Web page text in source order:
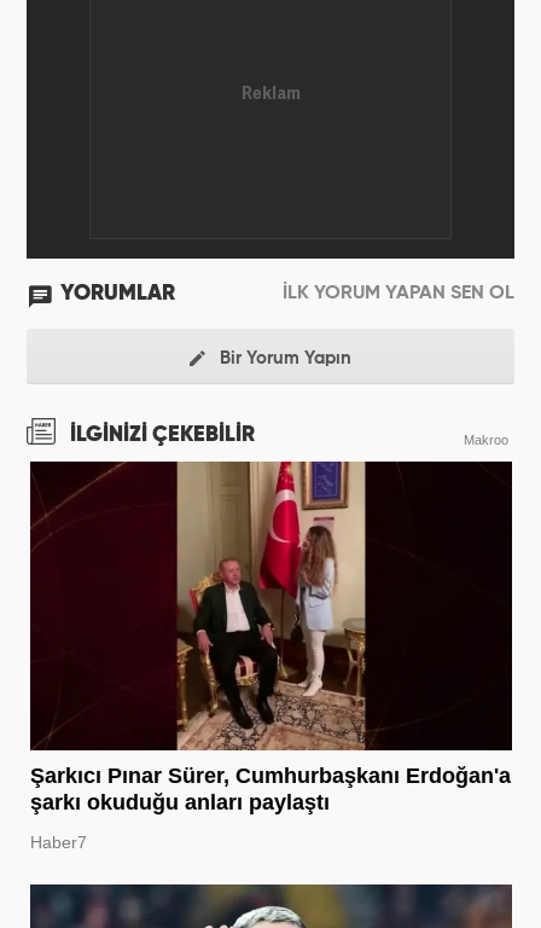
YORUMLAR İLK YORUM YAPAN SEN OL
Bir Yorum Yapın
İLGİNİZİ ÇEKEBİLİR Makroo
Şarkıcı Pınar Sürer, Cumhurbaşkanı Erdoğan'a
şarkı okuduğu anları paylaştı
Haber7